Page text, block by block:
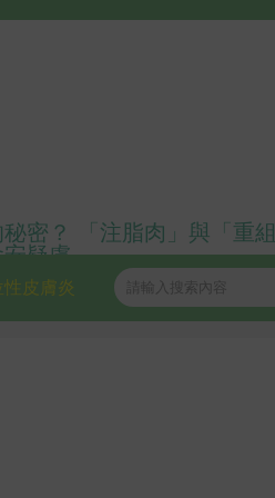
秘密？ 「注脂肉」與「重
疑慮
性皮膚炎